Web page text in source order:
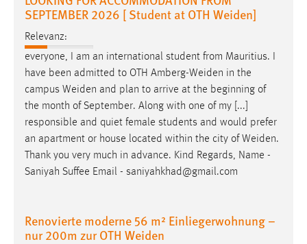
SEPTEMBER 2026 [ Student at OTH Weiden]
Relevanz:
everyone, I am an international student from Mauritius. I
have been admitted to OTH Amberg-Weiden in the
campus Weiden and plan to arrive at the beginning of
the month of September. Along with one of my [...]
responsible and quiet female students and would prefer
an apartment or house located within the city ofWeiden.
Thank you very much in advance. Kind Regards, Name -
Saniyah Suffee Email - saniyahkhad@gmail.com
Renovierte moderne 56 m² Einliegerwohnung –
nur 200m zur OTH Weiden
EXTERNE MEDIEN
Plattformen anzeigen zu können, werden von diesen
externen Medien Cookies gesetzt.
YouTube
Vimeo